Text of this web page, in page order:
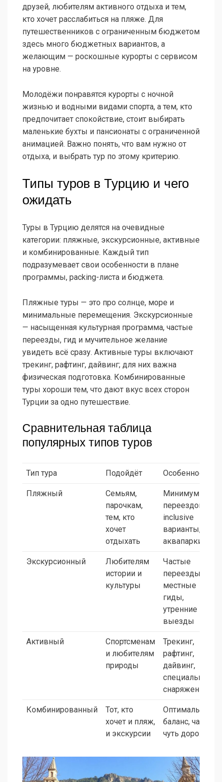
друзей, любителям активного отдыха и тем,
кто хочет расслабиться на пляже. Для
путешественников с ограниченным бюджетом
здесь много бюджетных вариантов, а
желающим — роскошные курорты с сервисом
на уровне.
Молодёжи понравятся курорты с ночной
жизнью и водными видами спорта, а тем, кто
предпочитает спокойствие, стоит выбирать
маленькие бухты и пансионаты с ограниченной
анимацией. Важно понять, что вам нужно от
отдыха, и выбрать тур по этому критерию.
Типы туров в Турцию и чего
ожидать
Туры в Турцию делятся на очевидные
категории: пляжные, экскурсионные, активные
и комбинированные. Каждый тип
подразумевает свои особенности в плане
программы, packing-листа и бюджета.
Пляжные туры — это про солнце, море и
минимальные перемещения. Экскурсионные
— насыщенная культурная программа, частые
переезды, гид и мучительное желание
увидеть всё сразу. Активные туры включают
трекинг, рафтинг, дайвинг; для них важна
физическая подготовка. Комбинированные
туры хороши тем, что дают вкус всех сторон
Турции за одно путешествие.
Сравнительная таблица
популярных типов туров
Тип тура Подойдёт Особенности
Пляжный
Семьям,
парочкам,
тем, кто
хочет
отдыхать
Минимум
переездов, all
inclusive
варианты,
аквапарки
Экскурсионный
Любителям
истории и
культуры
Частые
переезды,
местные
гиды,
утренние
выезды
Активный
Спортсменам
и любителям
природы
Трекинг,
рафтинг,
дайвинг,
специальное
снаряжение
Комбинированный
Тот, кто
хочет и пляж,
и экскурсии
Оптимальный
баланс, чаще
чуть дороже